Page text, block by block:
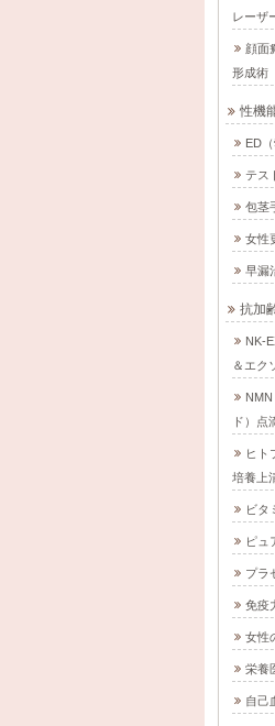
粉瘤（アテローム）摘
出手術/にしやま形成外
2025-01-26
レーザ
顔面
形成術
性機
ED（
テス
包茎
女性
早漏
抗加
NK-
＆エク
ド）点
ヒト
培養上
ビタ
ピュ
プラ
免疫
女性
栄養
自己